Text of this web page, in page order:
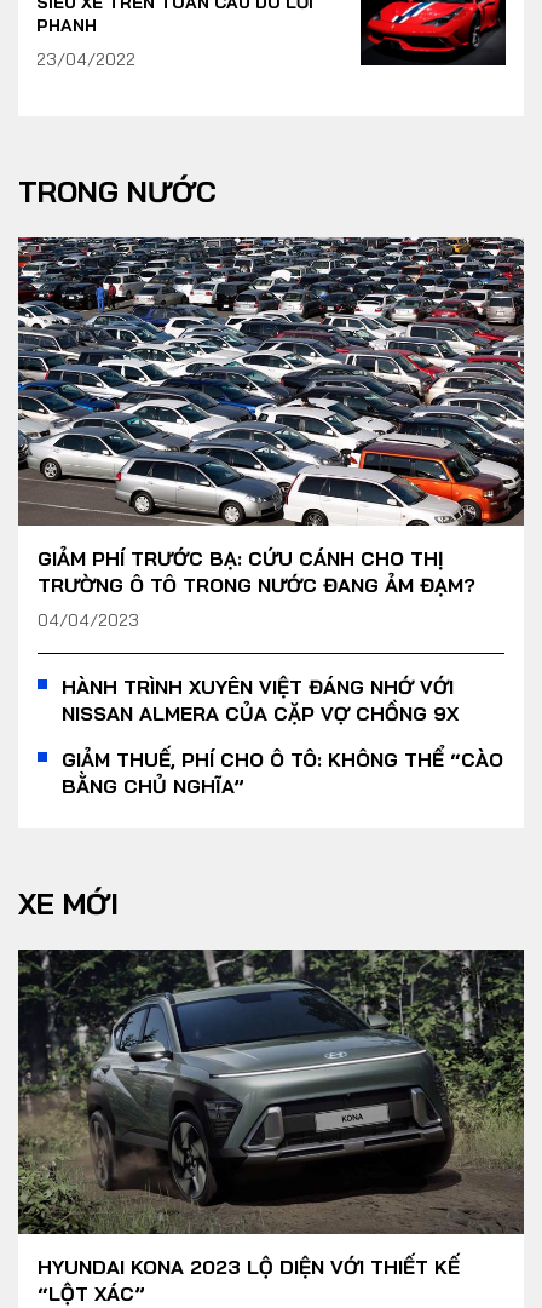
PHANH
23/04/2022
TRONG NƯỚC
GIẢM PHÍ TRƯỚC BẠ: CỨU CÁNH CHO THỊ
TRƯỜNG Ô TÔ TRONG NƯỚC ĐANG ẢM ĐẠM?
04/04/2023
HÀNH TRÌNH XUYÊN VIỆT ĐÁNG NHỚ VỚI
NISSAN ALMERA CỦA CẶP VỢ CHỒNG 9X
GIẢM THUẾ, PHÍ CHO Ô TÔ: KHÔNG THỂ “CÀO
BẰNG CHỦ NGHĨA”
XE MỚI
HYUNDAI KONA 2023 LỘ DIỆN VỚI THIẾT KẾ
“LỘT XÁC”